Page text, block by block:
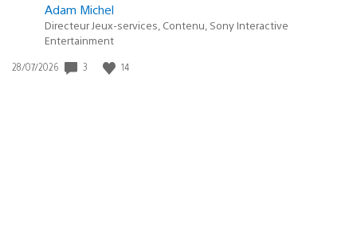
Adam Michel
Directeur Jeux-services, Contenu, Sony Interactive
Entertainment
Date
28/07/2026 3 14